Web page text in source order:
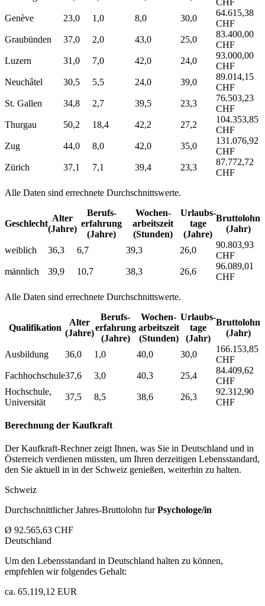
Genève
23,0 1,0 8,0 30,0
64.615,38
CHF
Graubünden
37,0 2,0 43,0 25,0
83.400,00
CHF
Luzern
31,0 7,0 42,0 24,0
93.000,00
CHF
Neuchâtel
30,5 5,5 24,0 39,0
89.014,15
CHF
St. Gallen
34,8 2,7 39,5 23,3
76.503,23
CHF
Thurgau
50,2 18,4 42,2 27,2
104.353,85
CHF
Zug
44,0 8,0 42,0 35,0
131.076,92
CHF
Zürich
37,1 7,1 39,4 23,3
87.772,72
CHF
Alle Daten sind errechnete Durchschnittswerte.
Geschlecht
Alter
(Jahre)
Berufs­
erfahrung
(Jahre)
Wochen­
arbeitszeit
(Stunden)
Urlaubs­
tage
(Jahre)
Bruttolohn
(Jahr)
weiblich 36,3 6,7 39,3 26,0
90.803,93
CHF
männlich
39,9 10,7 38,3 26,6
96.089,01
CHF
Alle Daten sind errechnete Durchschnittswerte.
Qualifikation
Alter
(Jahre)
Berufs­
erfahrung
(Jahre)
Wochen­
arbeitszeit
(Stunden)
Urlaubs­
tage
(Jahr)
Bruttolohn
(Jahr)
Ausbildung 36,0 1,0 40,0 30,0
166.153,85
CHF
Fachhochschule37,6 3,0 40,3 25,4
84.409,62
CHF
Hochschule,
Universität
37,5 8,5 38,6 26,3
92.312,90
CHF
Berechnung der Kaufkraft
Der Kaufkraft-Rechner zeigt Ihnen, was Sie in Deutschland und in
Österreich verdienen müssten, um Ihren derzeitigen Lebensstandard,
den Sie aktuell in in der Schweiz genießen, weiterhin zu halten.
Schweiz
Durchschnittlicher Jahres-Bruttolohn furPsychologe/in
Ø 92.565,63 CHF
Deutschland
Um den Lebensstandard in Deutschland halten zu können,
empfehlen wir folgendes Gehalt:
ca. 65.119,12 EUR